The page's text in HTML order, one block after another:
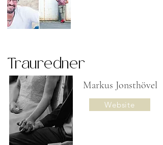
Trauredner
Markus Jonsthövel
Website